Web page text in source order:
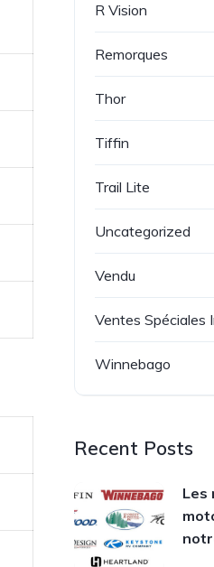
R Vision
Remorques
Thor
Tiffin
Trail Lite
Uncategorized
Vendu
Ventes Spéciales
Winnebago
Recent Posts
Les